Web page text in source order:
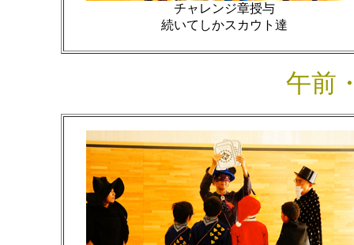
チャレンジ章授与
続いてしかスカウト達
午前